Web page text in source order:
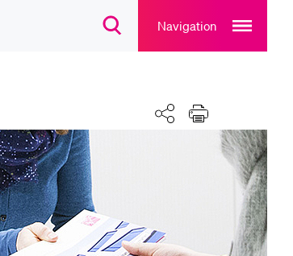
SuchdialogNavigation
main
navigation
Teilen Drucken